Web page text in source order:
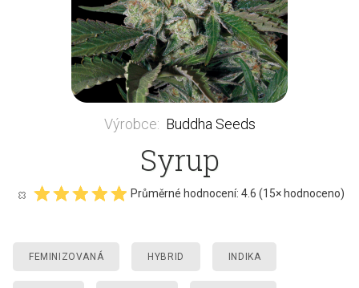
Výrobce: Buddha Seeds
Syrup
Průměrné hodnocení: 4.6 (15× hodnoceno)
FEMINIZOVANÁ HYBRID INDIKA